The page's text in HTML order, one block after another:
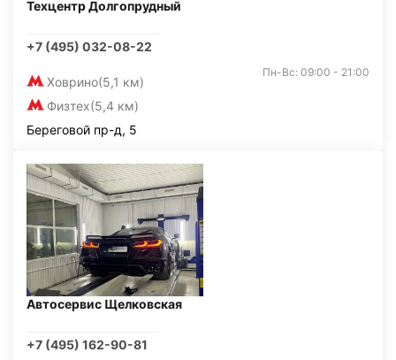
Техцентр Долгопрудный
+7 (495) 032-08-22
Ховрино(5,1 км)
Физтех(5,4 км)
Пн-Вс: 09:00 - 21:00
Береговой пр-д, 5
Автосервис Щелковская
+7 (495) 162-90-81